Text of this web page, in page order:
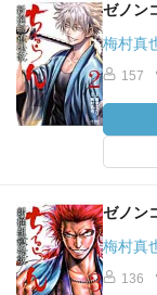
ゼノン
梅村真
157
ゼノン
梅村真
136